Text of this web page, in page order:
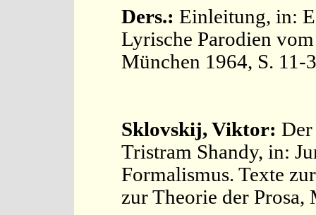
Ders.: Einleitung, in:
Lyrische Parodien
München 1964, S. 11-
Sklovskij, Viktor: Der
Tristram Shandy, in:
Formalismus. Texte
zur Theorie der Prosa,